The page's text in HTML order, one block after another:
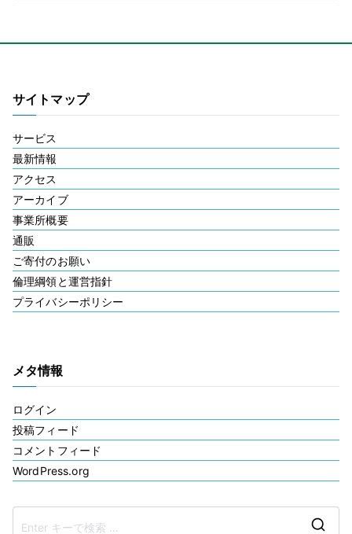
サイトマップ
サービス
最新情報
アクセス
アーカイブ
事業所概要
通販
ご寄付のお願い
倫理綱領と運営指針
プライバシーポリシー
メタ情報
ログイン
投稿フィード
コメントフィード
WordPress.org